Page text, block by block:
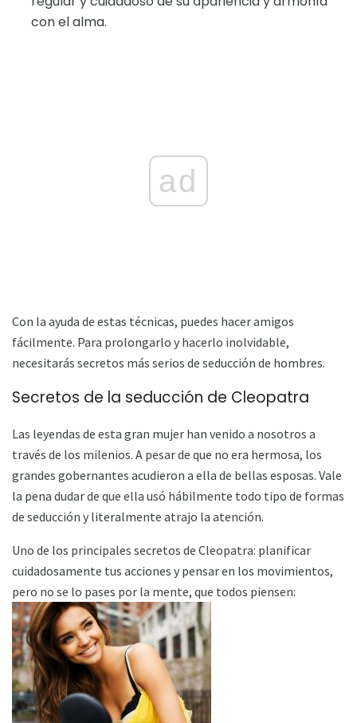
con el alma.
ad
Con la ayuda de estas técnicas, puedes hacer amigos
fácilmente. Para prolongarlo y hacerlo inolvidable,
necesitarás secretos más serios de seducción de hombres.
Secretos de la seducción de Cleopatra
Las leyendas de esta gran mujer han venido a nosotros a
través de los milenios. A pesar de que no era hermosa, los
grandes gobernantes acudieron a ella de bellas esposas. Vale
la pena dudar de que ella usó hábilmente todo tipo de formas
de seducción y literalmente atrajo la atención.
Uno de los principales secretos de Cleopatra: planificar
cuidadosamente tus acciones y pensar en los movimientos,
pero no se lo pases por la mente, que todos piensen: